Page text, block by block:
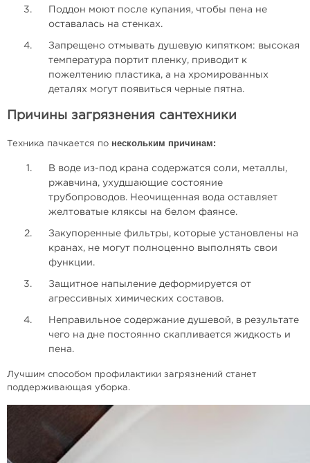
Поддон моют после купания, чтобы пена не
оставалась на стенках.
Запрещено отмывать душевую кипятком: высокая
температура портит пленку, приводит к
пожелтению пластика, а на хромированных
деталях могут появиться черные пятна.
Причины загрязнения сантехники
Техника пачкается по нескольким причинам:
В воде из-под крана содержатся соли, металлы,
ржавчина, ухудшающие состояние
трубопроводов. Неочищенная вода оставляет
желтоватые кляксы на белом фаянсе.
Закупоренные фильтры, которые установлены на
кранах, не могут полноценно выполнять свои
функции.
Защитное напыление деформируется от
агрессивных химических составов.
Неправильное содержание душевой, в результате
чего на дне постоянно скапливается жидкость и
пена.
Лучшим способом профилактики загрязнений станет
поддерживающая уборка.